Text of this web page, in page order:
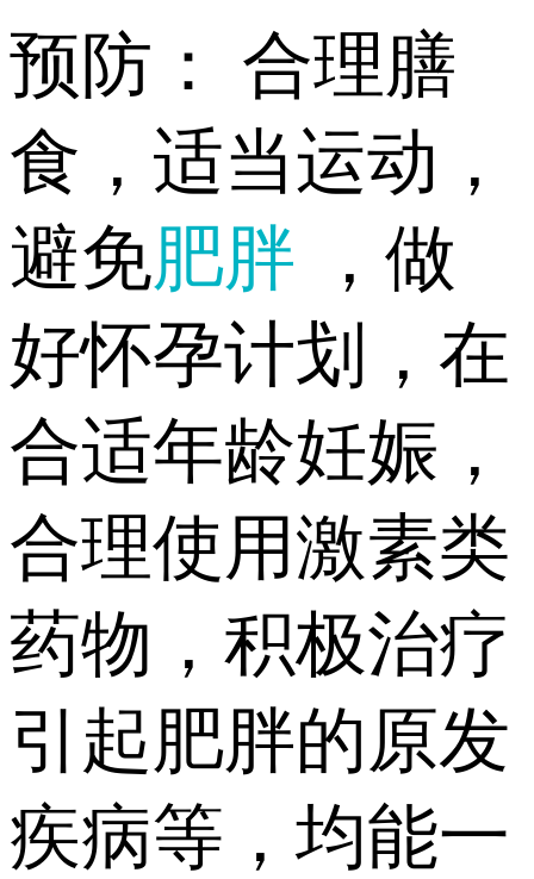
预防： 合理膳
食，适当运动，
避免肥胖
，做
好怀孕计划，在
合适年龄妊娠，
合理使用激素类
药物，积极治疗
引起肥胖的原发
疾病等，均能一